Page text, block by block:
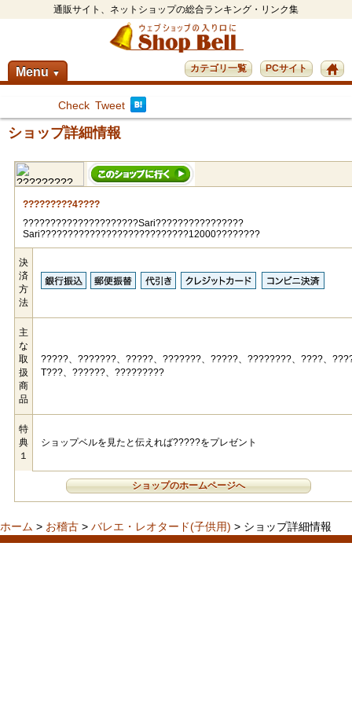
通販サイト、ネットショップの総合ランキング・リンク集
Menu ▼ PCサイト
カテゴリ一覧
Check Tweet
ショップ詳細情報
?????????4????
?????????????????????Sari????????????????
Sari???????????????????????????12000????????
決
済
方
法
主
な
取
扱
商
品
?????、???????、?????、???????、?????、????????、????、
T???、??????、?????????
特
典
１
ショップベルを見たと伝えれば?????をプレゼント
ショップのホームページへ
ホーム > お稽古 > バレエ・レオタード(子供用) > ショップ詳細情報